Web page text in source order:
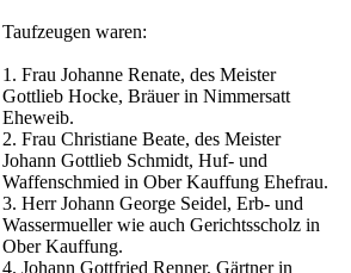
Taufzeugen waren:
1. Frau Johanne Renate, des Meister
Gottlieb Hocke, Bräuer in Nimmersatt
Eheweib.
2. Frau Christiane Beate, des Meister
Johann Gottlieb Schmidt, Huf- und
Waffenschmied in Ober Kauffung Ehefrau.
3. Herr Johann George Seidel, Erb- und
Wassermueller wie auch Gerichtsscholz in
Ober Kauffung.
4. Johann Gottfried Renner, Gärtner in